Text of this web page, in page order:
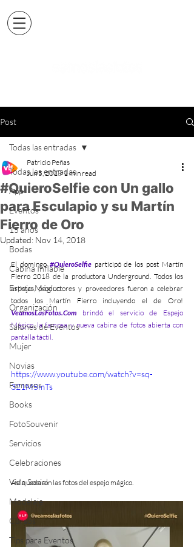
Post
Todas las entradas
App
Eventos
15 años
Bodas
Cabina Inflable
Espejo Mágico
Organización
Salones de Eventos
Mujer
Novias
Famosos
Books
FotoSouvenir
Servicios
Celebraciones
Vida Social
Modelaje
Cursos
Tips para Eventos
Todas las entradas
#QuieroSelfie con Un gallo
para Esculapio y su Martín
Fierro de Oro
Patricio Peñas
Jun 5, 2018 1 min read
Updated: Nov 14, 2018
El domingo #QuieroSelfie participó de los post Martín
Fierro 2018 de la productora Underground. Todos los
artistas, productores y proveedores fueron a celebrar
VeamosLasFotos.Com brindó el servicio de Espejo
Mágico, la famosa y nueva cabina de fotos abierta con
pantalla táctil.
https://www.youtube.com/watch?v=sq-
321M5mTs
Así quedaron las fotos del espejo mágico.